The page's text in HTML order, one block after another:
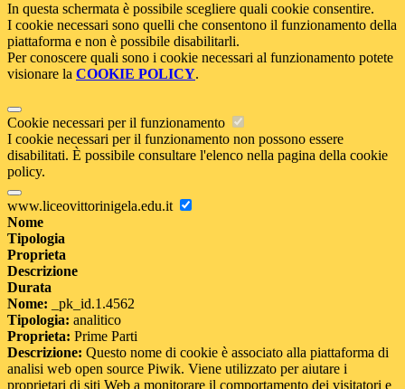
In questa schermata è possibile scegliere quali cookie consentire.
I cookie necessari sono quelli che consentono il funzionamento della
piattaforma e non è possibile disabilitarli.
Per conoscere quali sono i cookie necessari al funzionamento potete
visionare la COOKIE POLICY.
Cookie necessari per il funzionamento
I cookie necessari per il funzionamento non possono essere
disabilitati. È possibile consultare l'elenco nella pagina della cookie
policy.
www.liceovittorinigela.edu.it
Nome
Tipologia
Proprieta
Descrizione
Durata
Nome: _pk_id.1.4562
Tipologia: analitico
Proprieta: Prime Parti
Descrizione: Questo nome di cookie è associato alla piattaforma di
analisi web open source Piwik. Viene utilizzato per aiutare i
proprietari di siti Web a monitorare il comportamento dei visitatori e